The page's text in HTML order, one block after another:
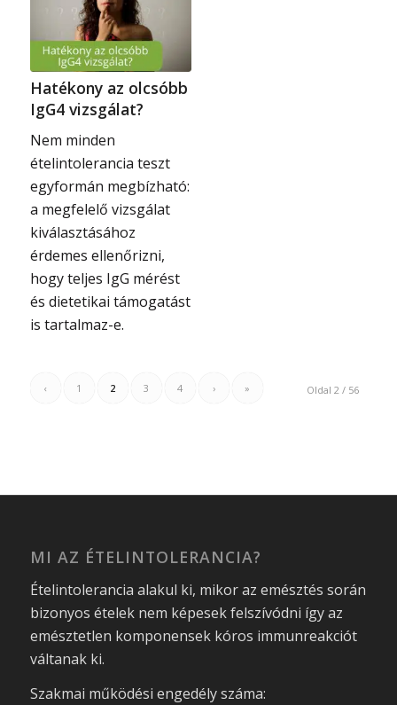
Hatékony az olcsóbb
IgG4 vizsgálat?
Nem minden
ételintolerancia teszt
egyformán megbízható:
a megfelelő vizsgálat
kiválasztásához
érdemes ellenőrizni,
hogy teljes IgG mérést
és dietetikai támogatást
is tartalmaz-e.
Oldal 2 / 56
‹ 1 2 3 4 › »
MI AZ ÉTELINTOLERANCIA?
Ételintolerancia alakul ki, mikor az emésztés során
bizonyos ételek nem képesek felszívódni így az
emésztetlen komponensek kóros immunreakciót
váltanak ki.
Szakmai működési engedély száma: